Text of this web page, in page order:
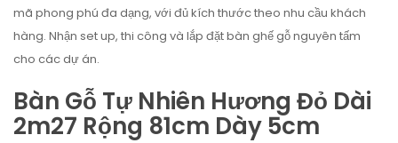
mã phong phú đa dạng, với đủ kích thước theo nhu cầu khách
hàng. Nhận set up, thi công và lắp đặt bàn ghế gỗ nguyên tấm
cho các dự án.
Bàn Gỗ Tự Nhiên Hương Đỏ Dài
2m27 Rộng 81cm Dày 5cm